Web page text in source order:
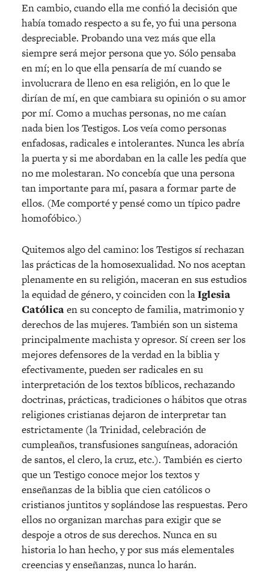
En cambio, cuando ella me confió la decisión que
había tomado respecto a su fe, yo fui una persona
despreciable. Probando una vez más que ella
siempre será mejor persona que yo. Sólo pensaba
en mí; en lo que ella pensaría de mí cuando se
involucrara de lleno en esa religión, en lo que le
dirían de mí, en que cambiara su opinión o su amor
por mí. Como a muchas personas, no me caían
nada bien los Testigos. Los veía como personas
enfadosas, radicales e intolerantes. Nunca les abría
la puerta y si me abordaban en la calle les pedía que
no me molestaran. No concebía que una persona
tan importante para mí, pasara a formar parte de
ellos. (Me comporté y pensé como un típico padre
homofóbico.)
Quitemos algo del camino: los Testigos sí rechazan
las prácticas de la homosexualidad. No nos aceptan
plenamente en su religión, maceran en sus estudios
la equidad de género, y coinciden con laIglesia
Católicaen su concepto de familia, matrimonio y
derechos de las mujeres. También son un sistema
principalmente machista y opresor. Sí creen ser los
mejores defensores de la verdad en la biblia y
efectivamente, pueden ser radicales en su
interpretación de los textos bíblicos, rechazando
doctrinas, prácticas, tradiciones o hábitos que otras
religiones cristianas dejaron de interpretar tan
estrictamente (la Trinidad, celebración de
cumpleaños, transfusiones sanguíneas, adoración
de santos, el clero, la cruz, etc.). También es cierto
que un Testigo conoce mejor los textos y
enseñanzas de la biblia que cien católicos o
cristianos juntitos y soplándose las respuestas. Pero
ellos no organizan marchas para exigir que se
despoje a otros de sus derechos. Nunca en su
historia lo han hecho, y por sus más elementales
creencias y enseñanzas, nunca lo harán.